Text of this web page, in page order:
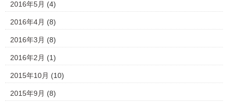
2016年5月 (4)
2016年4月 (8)
2016年3月 (8)
2016年2月 (1)
2015年10月 (10)
2015年9月 (8)